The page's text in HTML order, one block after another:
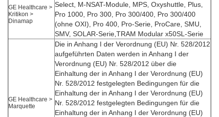
GE Healthcare >
Kritikon >
Dinamap
Select, M-NSAT-Module, MPS, Oxyshuttle, Plus,
Pro 1000, Pro 300, Pro 300/400, Pro 300/400
(ohne OXI), Pro 400, Pro-Serie, ProCare, SMU,
SMV, SOLAR-Serie,TRAM Modular x50SL-Serie
GE Healthcare >
Marquette
Die in Anhang I der Verordnung (EU) Nr. 528/2012
aufgeführten Daten werden in Anhang I der
Verordnung (EU) Nr. 528/2012 über die
Einhaltung der in Anhang I der Verordnung (EU)
Nr. 528/2012 festgelegten Bedingungen für die
Einhaltung der in Anhang I der Verordnung (EU)
Nr. 528/2012 festgelegten Bedingungen für die
Einhaltung der in Anhang I der Verordnung (EU)